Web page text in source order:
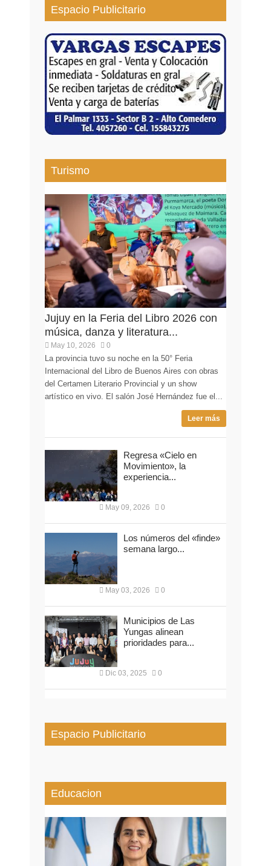
Espacio Publicitario
Turismo
Jujuy en la Feria del Libro 2026 con
música, danza y literatura...
May 10, 2026 0
La provincia tuvo su noche en la 50° Feria
Internacional del Libro de Buenos Aires con obras
del Certamen Literario Provincial y un show
artístico en vivo. El salón José Hernández fue el...
Leer más
Regresa «Cielo en
Movimiento», la
experiencia...
May 09, 2026 0
Los números del «finde»
semana largo...
May 03, 2026 0
Municipios de Las
Yungas alinean
prioridades para...
Dic 03, 2025 0
Espacio Publicitario
Educacion